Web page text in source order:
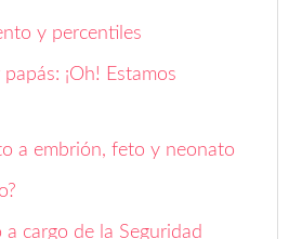
¡Oh! Estamos
a embrión, feto y neonato
cargo de la Seguridad